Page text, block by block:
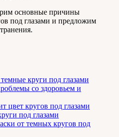
основные причины
под глазами и предложим
круги под глазами
со здоровьем и
цвет кругов под глазами
под глазами
от темных кругов под